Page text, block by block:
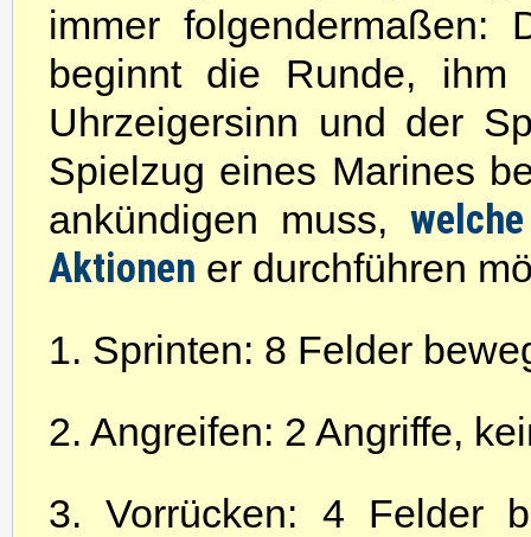
immer folgendermaßen:
beginnt die Runde,
Uhrzeigersinn und der
Spielzug eines Marines
ankündigen muss,
Aktionen er durchführen
1. Sprinten: 8 Felder
2. Angreifen: 2 Angriffe,
3. Vorrücken: 4 Felder